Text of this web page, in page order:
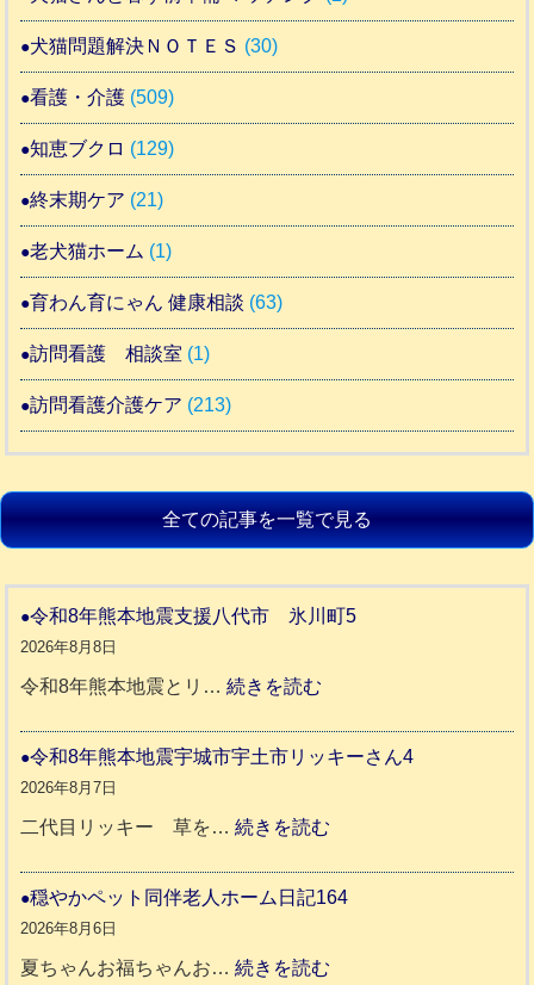
犬猫問題解決ＮＯＴＥＳ (30)
看護・介護 (509)
知恵ブクロ (129)
終末期ケア (21)
老犬猫ホーム (1)
育わん育にゃん 健康相談 (63)
訪問看護 相談室 (1)
訪問看護介護ケア (213)
全ての記事を一覧で見る
令和8年熊本地震支援八代市 氷川町5
2026年8月8日
令和8年熊本地震とリ…続きを読む
和
年
本
令和8年熊本地震宇城市宇土市リッキーさん4
2026年8月7日
二代目リッキー 草を…続きを読む
和
穏やかペット同伴老人ホーム日記164
2026年8月6日
夏ちゃんお福ちゃんお…続きを読む